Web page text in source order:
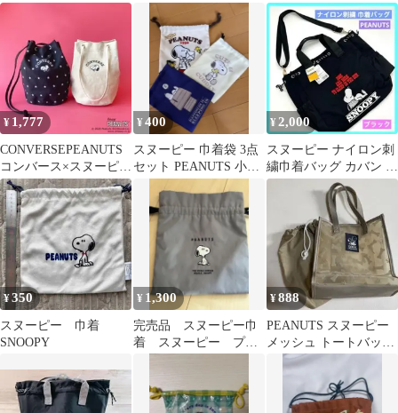
ーフ柄
¥ 1,777
CONVERSEPEANUTS
コンバース×スヌーピー
巾着型バッグ キャン
バス星柄
¥400
スヌーピー 巾着袋 3点
セット PEANUTS 小物
¥2,000
スヌーピー ナイロン刺
繍巾着バッグ カバン シ
ョルダー ブラック a
¥350
スヌーピー 巾着
SNOOPY
¥ 1,300
完売品 スヌーピー巾
着 スヌーピー プラ
¥888
PEANUTS スヌーピー
メッシュ トートバッグ
巾着付き